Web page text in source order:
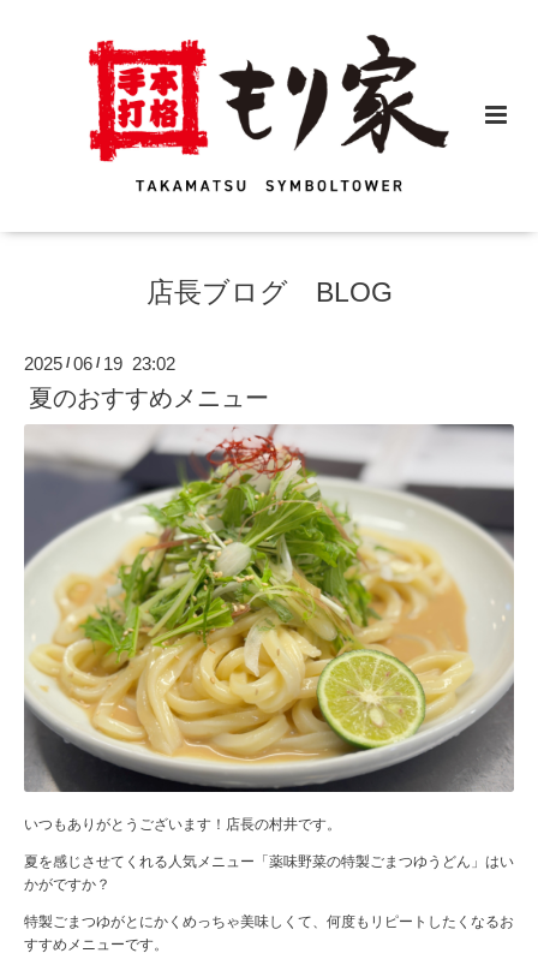
店長ブログ BLOG
2025 /06 / 19 23:02
夏のおすすめメニュー
いつもありがとうございます！店長の村井です。
夏を感じさせてくれる人気メニュー「薬味野菜の特製ごまつゆうどん」はい
かがですか？
特製ごまつゆがとにかくめっちゃ美味しくて、何度もリピートしたくなるお
すすめメニューです。